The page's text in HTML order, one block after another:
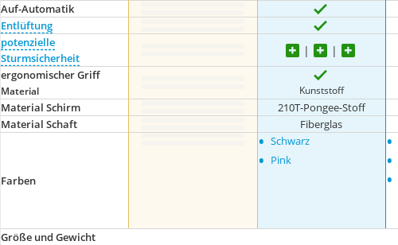
Auf-Automatik
Entlüftung
potenzielle
Sturmsicherheit
ergonomischer Griff
Material Kunststoff
Material Schirm 210T-Pongee-Stoff
Material Schaft
Fiberglas
Farben
• Schwarz
• Pink
•
•
•
Größe und Gewicht